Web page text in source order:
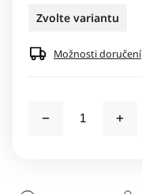
Zvolte variantu
Možnosti doručení